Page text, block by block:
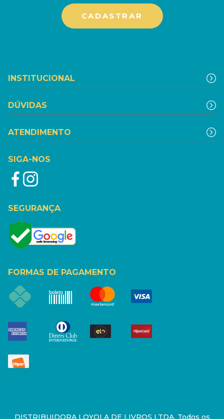
INSTITUCIONAL
DÚVIDAS
ATENDIMENTO
SIGA-NOS
SEGURANÇA
FORMAS DE PAGAMENTO
DISTRIBUIDORA LOYOLA DE LIVROS LTDA. Todos os